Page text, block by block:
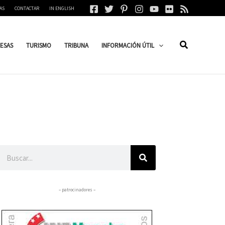
CONTACTAR IN ENGLISH
TURISMO TRIBUNA INFORMACIÓN ÚTIL
– patrocinadores –